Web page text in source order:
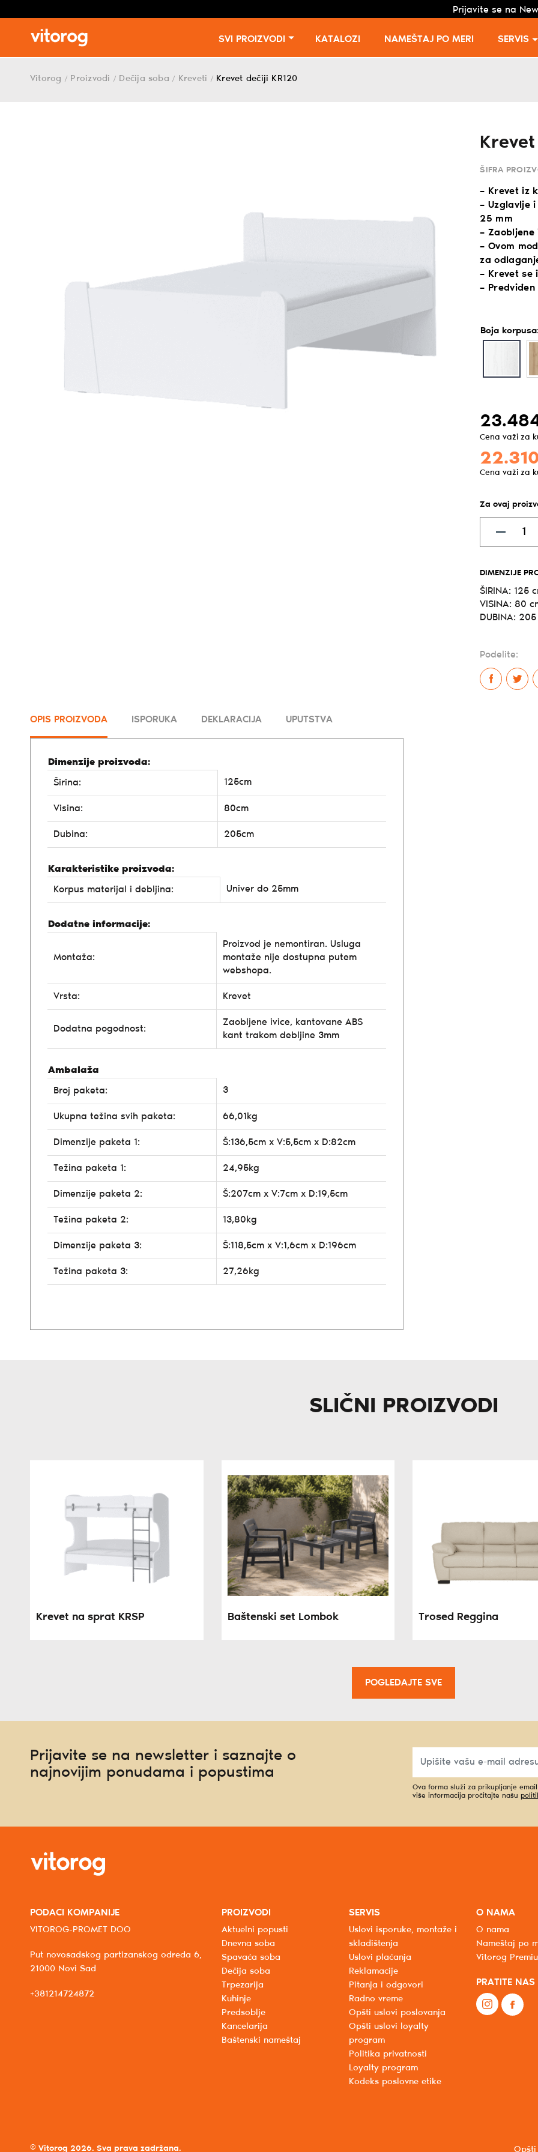
Prijavite se na
SVI PROIZVODI KATALOZI NAMEŠTAJ PO MERI SERVIS
Vitorog / Proizvodi / Dečija soba / Kreveti / Krevet dečiji KR120
ŠIFRA
– Krevet iz
– Uzglavlje
25 mm
–
– Ovom
za
– Krevet se
–
Boja korpusa:
Cena važi za
Cena važi za
Za ovaj
DIMENZIJE
ŠIRINA: 125
VISINA: 80
DUBINA:
Podelite:
OPIS PROIZVODA ISPORUKA DEKLARACIJA UPUTSTVA
Dimenzije proizvoda:
Širina:
125cm
Visina: 80cm
Dubina: 205cm
Karakteristike proizvoda:
Korpus materijal i debljina:
Univer do 25mm
Dodatne informacije:
Montaža:
Proizvod je nemontiran. Usluga
montaže nije dostupna putem
webshopa.
Vrsta: Krevet
Dodatna pogodnost:
Zaobljene ivice, kantovane ABS
kant trakom debljine 3mm
Ambalaža
Broj paketa:
3
Ukupna težina svih paketa: 66,01kg
Dimenzije paketa 1: Š:136,5cm x V:5,5cm x D:82cm
Težina paketa 1: 24,95kg
Dimenzije paketa 2: Š:207cm x V:7cm x D:19,5cm
Težina paketa 2: 13,80kg
Dimenzije paketa 3: Š:118,5cm x V:1,6cm x D:196cm
Težina paketa 3: 27,26kg
SLIČNI PROIZVODI
Krevet na sprat KRSP Baštenski set Lombok Trosed Reggina
POGLEDAJTE SVE
Prijavite se na newsletter i saznajte o
najnovijim ponudama i popustima
Ova forma služi za prikupljanje
više informacija pročitajte našu
PODACI KOMPANIJE
VITOROG-PROMET DOO
Put novosadskog partizanskog odreda 6,
21000 Novi Sad
+381214724872
PROIZVODI
Aktuelni popusti
Dnevna soba
Spavaća soba
Dečija soba
Trpezarija
Kuhinje
Predsoblje
Kancelarija
Baštenski nameštaj
SERVIS
Uslovi isporuke, montaže i
skladištenja
Uslovi plaćanja
Reklamacije
Pitanja i odgovori
Radno vreme
Opšti uslovi poslovanja
Opšti uslovi loyalty
program
Politika privatnosti
Loyalty program
Kodeks poslovne etike
O NAMA
O nama
Nameštaj po
Vitorog
PRATITE NAS
© Vitorog 2026. Sva prava zadržana. Opšti